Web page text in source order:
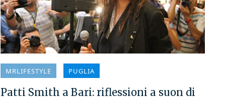
MRLIFESTYLE PUGLIA
Patti Smith a Bari: riflessioni a suon di